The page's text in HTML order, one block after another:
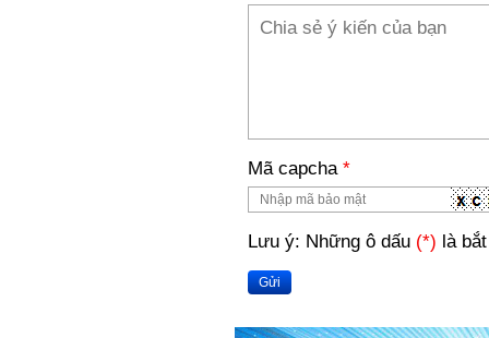
Mã capcha *
Lưu ý: Những ô dấu (*) là
Gửi